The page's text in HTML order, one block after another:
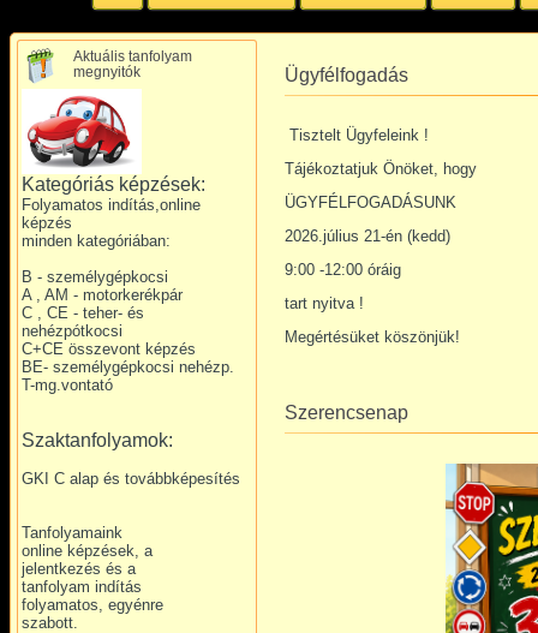
Aktuális tanfolyam
megnyitók
Kategóriás képzések:
Folyamatos indítás,online
képzés
minden kategóriában:
B - személygépkocsi
A , AM - motorkerékpár
C , CE - teher- és
nehézpótkocsi
C+CE összevont képzés
BE- személygépkocsi nehézp.
T-mg.vontató
Szaktanfolyamok:
GKI C alap és továbbképesítés
Tanfolyamaink
online képzések, a
jelentkezés és a
tanfolyam indítás
folyamatos, egyénre
szabott.
Ügyfélfogadás
Tisztelt Ügyfeleink !
Tájékoztatjuk Önöket, hogy
ÜGYFÉLFOGADÁSUNK
2026.július 21-én (kedd)
9:00 -12:00 óráig
tart nyitva !
Megértésüket köszönjük!
Szerencsenap